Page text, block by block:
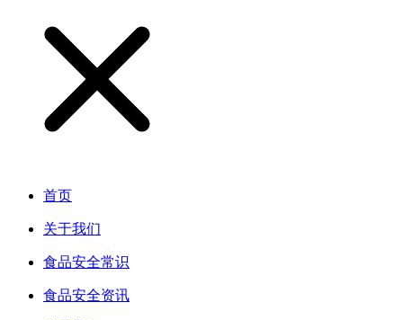
首页
关于我们
食品安全常识
食品安全资讯